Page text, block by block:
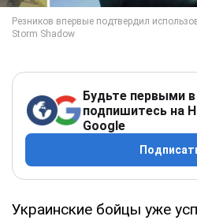
Будьте первыми в
подпишитесь на
Google
Украинские бойцы уже